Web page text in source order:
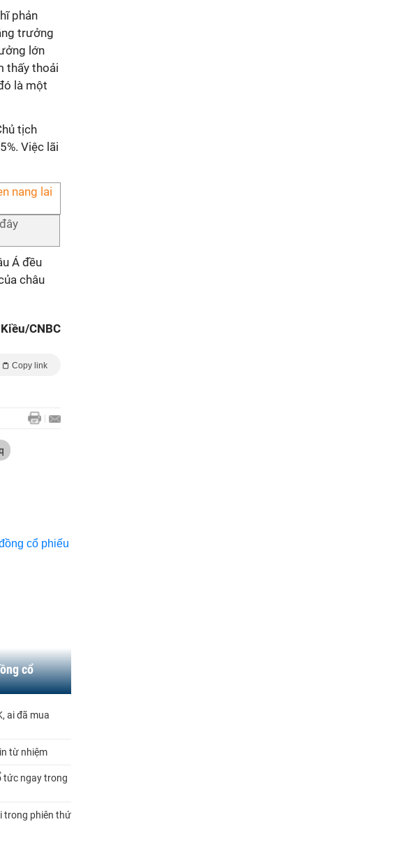
phản
trưởng
lớn
thấy thoải
là một
tịch
Việc lãi
Á đều
châu
CNBC
Copy link
cổ
ai đã mua
từ nhiệm
tức ngay trong
trong phiên thứ